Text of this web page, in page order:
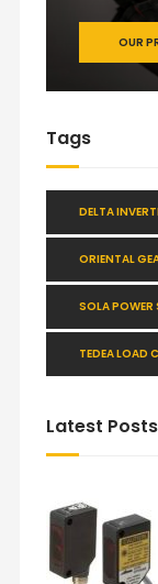
OUR
Tags
DELTA
ORIENTAL
SOLA POWER
TEDEA LOAD
Latest Posts